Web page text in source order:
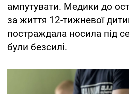
ампутувати. Медики до
за життя 12-тижневої
постраждала носила під
були безсилі.